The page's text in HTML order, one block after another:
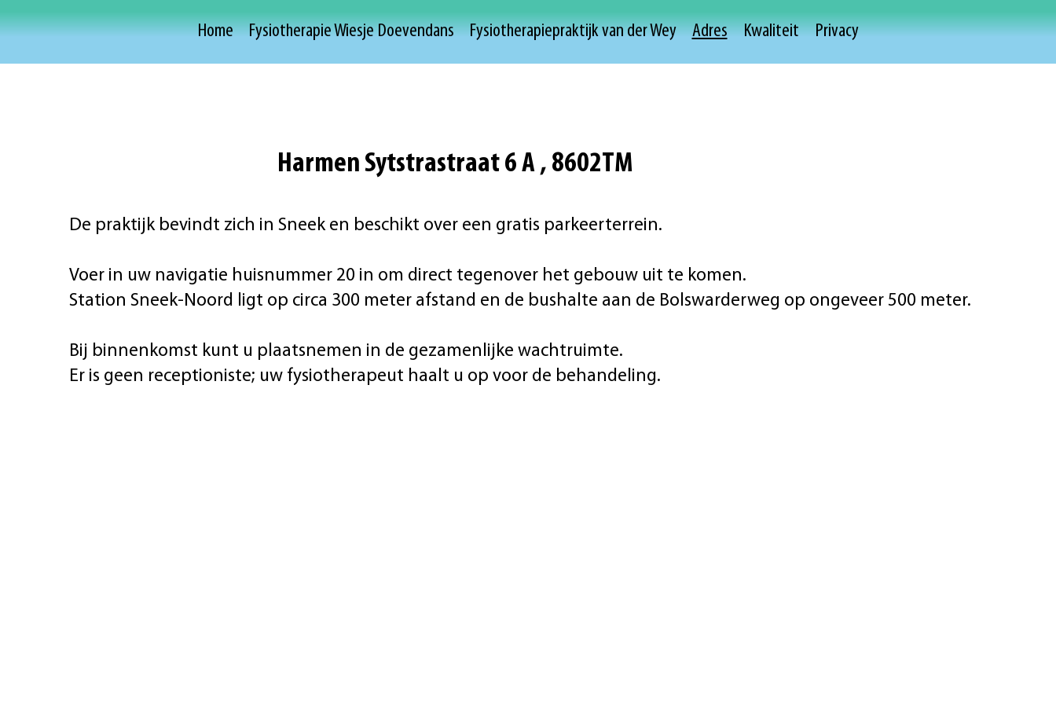
Home Fysiotherapie Wiesje Doevendans Fysiotherapiepraktijk van der Wey Adres Kwaliteit Privacy
Harmen Sytstrastraat 6 A , 8602TM
De praktijk bevindt zich in Sneek en beschikt over een gratis parkeerterrein.
Voer in uw navigatie huisnummer 20 in om direct tegenover het gebouw uit te komen.
Station Sneek-Noord ligt op circa 300 meter afstand en de bushalte aan de Bolswarderweg op ongeveer 500 meter.
Bij binnenkomst kunt u plaatsnemen in de gezamenlijke wachtruimte.
Er is geen receptioniste; uw fysiotherapeut haalt u op voor de behandeling.